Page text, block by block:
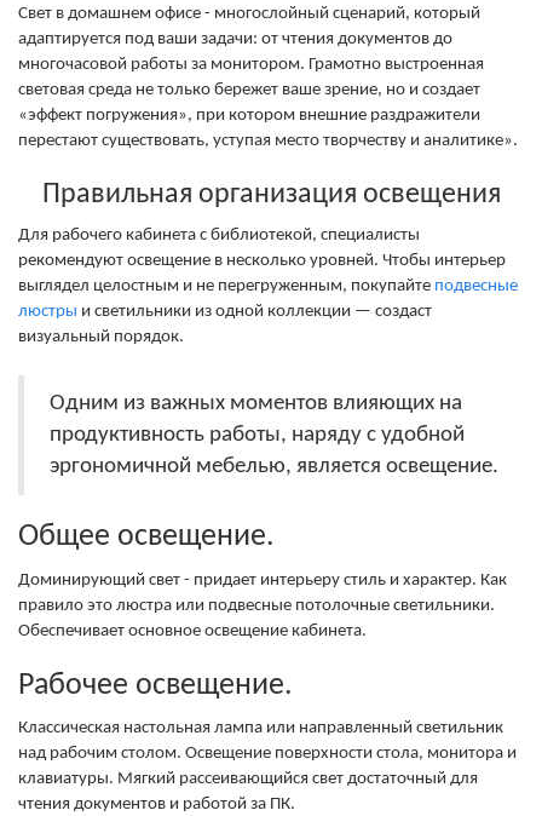
Свет в домашнем офисе - многослойный сценарий, который
адаптируется под ваши задачи: от чтения документов до
многочасовой работы за монитором. Грамотно выстроенная
световая среда не только бережет ваше зрение, но и создает
«эффект погружения», при котором внешние раздражители
перестают существовать, уступая место творчеству и аналитике».
Правильная организация освещения
Для рабочего кабинета с библиотекой, специалисты
рекомендуют освещение в несколько уровней. Чтобы интерьер
выглядел целостным и не перегруженным, покупайте подвесные
люстры и светильники из одной коллекции — создаст
визуальный порядок.
Одним из важных моментов влияющих на
продуктивность работы, наряду с удобной
эргономичной мебелью, является освещение.
Общее освещение.
Доминирующий свет - придает интерьеру стиль и характер. Как
правило это люстра или подвесные потолочные светильники.
Обеспечивает основное освещение кабинета.
Рабочее освещение.
Классическая настольная лампа или направленный светильник
над рабочим столом. Освещение поверхности стола, монитора и
клавиатуры. Мягкий рассеивающийся свет достаточный для
чтения документов и работой за ПК.